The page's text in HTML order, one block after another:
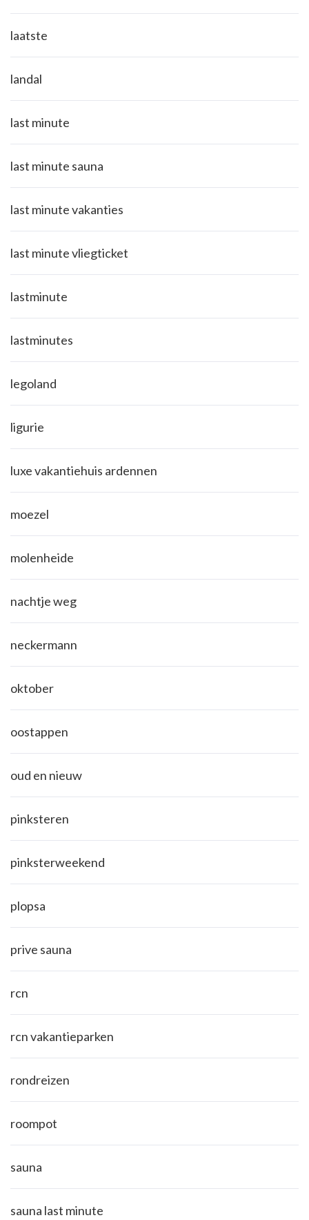
laatste
landal
last minute
last minute sauna
last minute vakanties
last minute vliegticket
lastminute
lastminutes
legoland
ligurie
luxe vakantiehuis ardennen
moezel
molenheide
nachtje weg
neckermann
oktober
oostappen
oud en nieuw
pinksteren
pinksterweekend
plopsa
prive sauna
rcn
rcn vakantieparken
rondreizen
roompot
sauna
sauna last minute